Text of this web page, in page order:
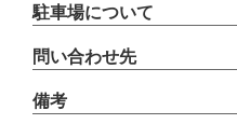
駐車場について
問い合わせ先
備考